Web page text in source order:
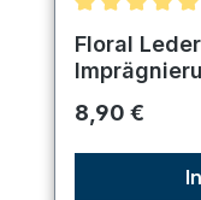
Floral
Regulärer
8,90 €